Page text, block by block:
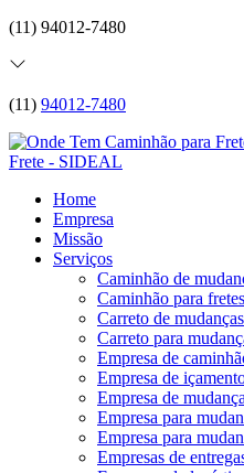
(11) 94012-7480
(11) 94012-7480
Home
Empresa
Missão
Serviços
Caminhão de
Caminhão para fretes
Carreto de mudanças
Carreto para
Empresa de
Empresa de
Empresa de mudança
Empresa para
Empresa para
Empresas de